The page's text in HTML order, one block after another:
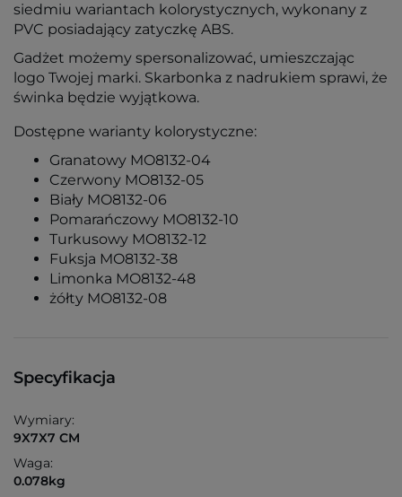
siedmiu wariantach kolorystycznych, wykonany z
PVC posiadający zatyczkę ABS.
Gadżet możemy spersonalizować, umieszczając
logo Twojej marki. Skarbonka z nadrukiem sprawi, że
świnka będzie wyjątkowa.
Dostępne warianty kolorystyczne:
Granatowy MO8132-04
Czerwony MO8132-05
Biały MO8132-06
Pomarańczowy MO8132-10
Turkusowy MO8132-12
Fuksja MO8132-38
Limonka MO8132-48
żółty MO8132-08
Specyfikacja
Wymiary:
9X7X7 CM
Waga:
0.078kg